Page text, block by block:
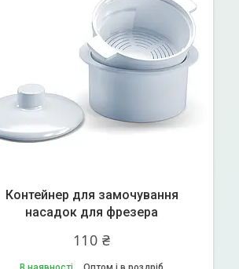
Контейнер для замочування
насадок для фрезера
110 ₴